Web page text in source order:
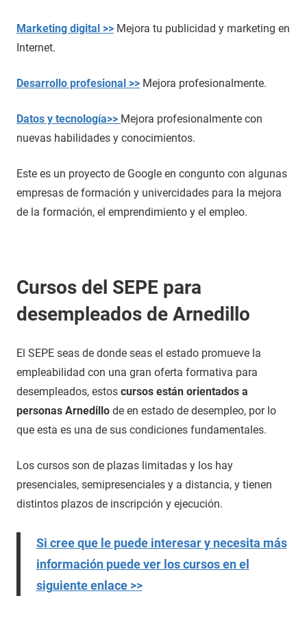
Marketing digital >> Mejora tu publicidad y marketing en
Internet.
Desarrollo profesional >> Mejora profesionalmente.
Datos y tecnología>> Mejora profesionalmente con
nuevas habilidades y conocimientos.
Este es un proyecto de Google en congunto con algunas
empresas de formación y univercidades para la mejora
de la formación, el emprendimiento y el empleo.
Cursos del SEPE para
desempleados de Arnedillo
El SEPE seas de donde seas el estado promueve la
empleabilidad con una gran oferta formativa para
desempleados, estos cursos están orientados a
personas Arnedillo de en estado de desempleo, por lo
que esta es una de sus condiciones fundamentales.
Los cursos son de plazas limitadas y los hay
presenciales, semipresenciales y a distancia, y tienen
distintos plazos de inscripción y ejecución.
Si cree que le puede interesar y necesita más
información puede ver los cursos en el
siguiente enlace >>